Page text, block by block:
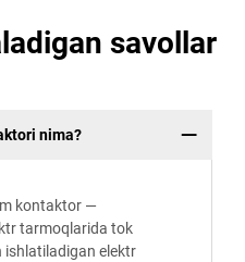
savollar
nima?
kontaktor —
tarmoqlarida tok
ishlatiladigan elektr